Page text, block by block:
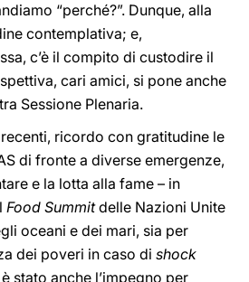
“perché?”. Dunque, alla
contemplativa; e,
c’è il compito di custodire il
cari amici, si pone anche
Sessione Plenaria.
ricordo con gratitudine le
di fronte a diverse emergenze,
e la lotta alla fame – in
Food Summitdelle Nazioni Unite
oceani e dei mari, sia per
dei poveri in caso di shock
stato anche l’impegno per